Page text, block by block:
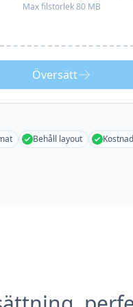
Max filstorlek 80 MB
Översätt
Behåll layout